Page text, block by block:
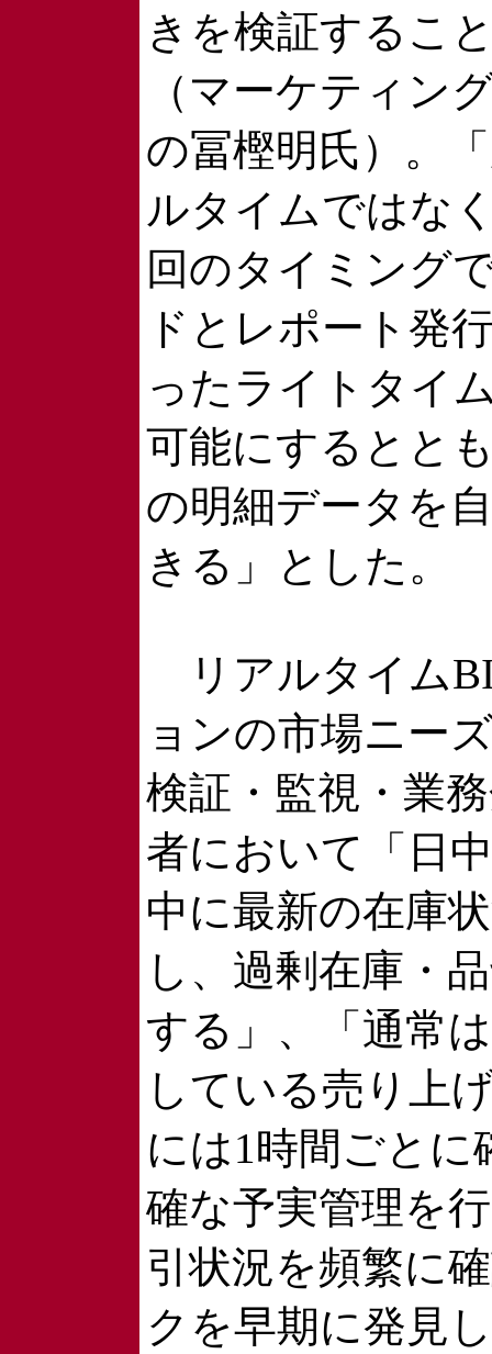
きを検証するこ
（マーケティン
の冨樫明氏）。
ルタイムではな
回のタイミング
ドとレポート発
ったライトタイ
可能にするとと
の明細データを
きる」とした。
リアルタイム
ョンの市場ニー
検証・監視・業
者において「日
中に最新の在庫
し、過剰在庫・
する」、「通常
している売り上
には1時間ごとに
確な予実管理を
引状況を頻繁に
クを早期に発見